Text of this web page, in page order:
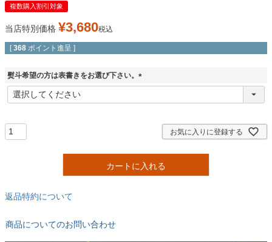
複数購入割引対象
当店特別価格 ¥3,680税込
[ 368 ポイント進呈 ]
熨斗希望の方は表書きをお選び下さい。
(
お気に入りに登録する
カートに入れる
返品特約について
商品についてのお問い合わせ